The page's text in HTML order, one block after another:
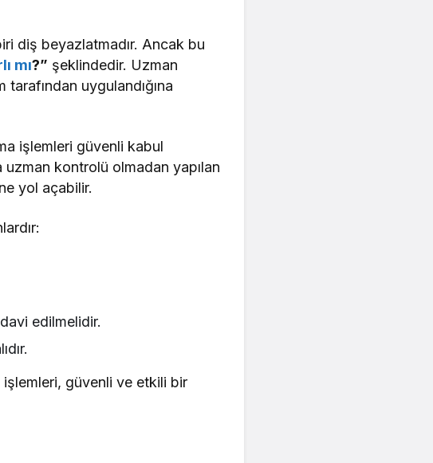
diş beyazlatmadır. Ancak bu
mı?” şeklindedir. Uzman
uygulandığına
işlemleri güvenli kabul
kontrolü olmadan yapılan
yol açabilir.
edilmelidir.
güvenli ve etkili bir